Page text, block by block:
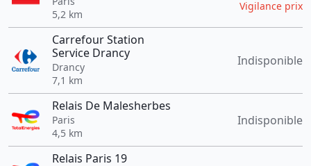
5,2 km
Vigilance prix
Carrefour Station
Service Drancy
Drancy
7,1 km
Indisponible
Relais De Malesherbes
Paris
4,5 km
Indisponible
Relais Paris 19